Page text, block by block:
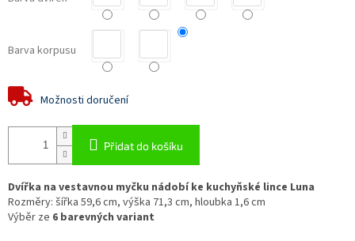
Barva korpusu
Možnosti doručení
Přidat do košíku
Dvířka na vestavnou myčku nádobí ke kuchyňské lince Luna
Rozměry: šířka 59,6 cm, výška 71,3 cm, hloubka 1,6 cm
Výběr ze 6 barevných variant